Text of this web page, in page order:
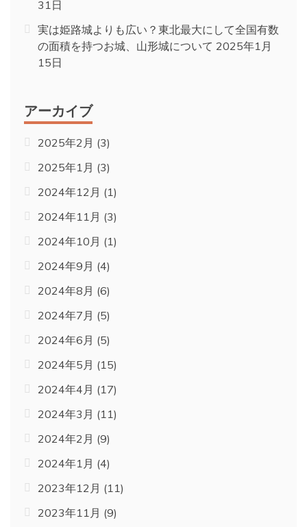
31日
実は姫路城よりも広い？東北最大にして全国有数
の面積を持つお城、山形城について 2025年1月
15日
アーカイブ
2025年2月 (3)
2025年1月 (3)
2024年12月 (1)
2024年11月 (3)
2024年10月 (1)
2024年9月 (4)
2024年8月 (6)
2024年7月 (5)
2024年6月 (5)
2024年5月 (15)
2024年4月 (17)
2024年3月 (11)
2024年2月 (9)
2024年1月 (4)
2023年12月 (11)
2023年11月 (9)